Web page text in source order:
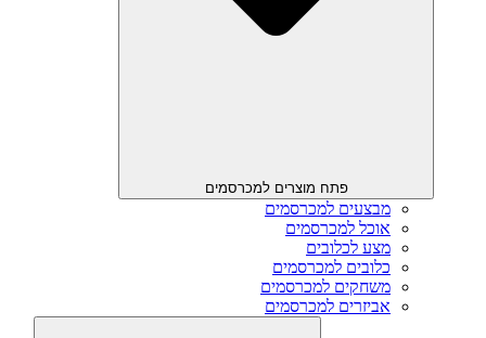
פתח מוצרים למכרסמים
מבצעים למכרסמים
אוכל למכרסמים
מצע לכלובים
כלובים למכרסמים
משחקים למכרסמים
אביזרים למכרסמים